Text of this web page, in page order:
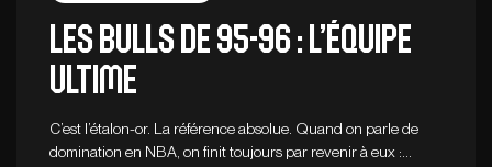
Les Bulls de 95-96 : l’équipe
ultime
C’est l’étalon-or. La référence absolue. Quand on parle de
domination en NBA, on finit toujours par revenir à eux :…